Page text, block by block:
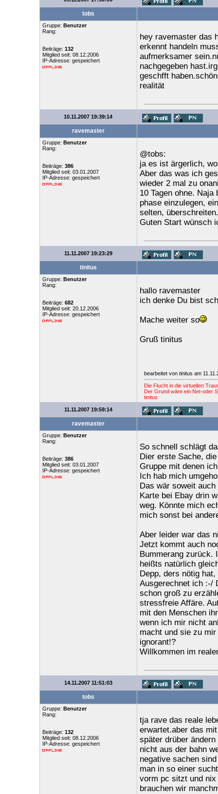
tobs
Gruppe: Benutzer
Rang:
Beiträge: 132
Mitglied seit: 08.12.2006
IP-Adresse: gespeichert
hey ravemaster das
erkennt handeln
aufmerksamer
nachgegeben
geschfft
realität
10.11.2007 19:39:14
ravemaster
Gruppe: Benutzer
Rang:
Beiträge: 386
Mitglied seit: 03.01.2007
IP-Adresse: gespeichert
@tobs:
ja es ist ärgerlich,
Aber das was ich
wieder 2 mal zu
10 Tagen ohne.
phase einzulegen,
selten, überschreiten.
Guten Start wünsch
11.11.2007 19:23:29
tinitus
Gruppe: Benutzer
Rang:
Beiträge: 682
Mitglied seit: 20.12.2006
IP-Adresse: gespeichert
hallo ravemaster
ich denke Du bist
Mache weiter so
Gruß tinitus
bearbeitet von tinitus am
Die Flucht in die virtuellen
Der Grund wäre ein Net-oder
tinitus
11.11.2007 19:59:14
ravemaster
Gruppe: Benutzer
Rang:
Beiträge: 386
Mitglied seit: 03.01.2007
IP-Adresse: gespeichert
So schnell schlägt
Dier erste Sache,
Gruppe mit denen
Ich hab mich
Das wär soweit
Karte bei Ebay drin
weg. Könnte mich
mich sonst bei
Aber leider war das
Jetzt kommt auch
Bummerang zurück.
heißts natürlich
Depp, ders nötig
Ausgerechnet ich :-/
schon groß zu
stressfreie Affäre.
mit den Menschen
wenn ich mir nicht
macht und sie zu
ignorant!?
Willkommen im
14.11.2007 11:51:03
tobs
Gruppe: Benutzer
Rang:
Beiträge: 132
Mitglied seit: 08.12.2006
IP-Adresse: gespeichert
tja rave das reale
erwartet.aber das
später drüber
nicht aus der bahn
negative sachen
man in so einer
vorm pc sitzt und
brauchen wir